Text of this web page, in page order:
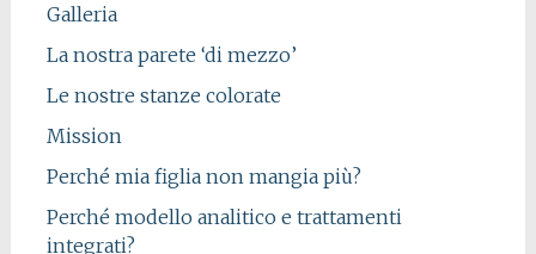
Galleria
La nostra parete ‘di mezzo’
Le nostre stanze colorate
Mission
Perché mia figlia non mangia più?
Perché modello analitico e trattamenti
integrati?